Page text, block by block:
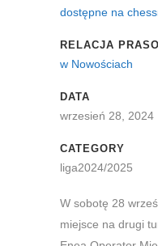
dostępne na
RELACJA
w Nowościach
DATA
wrzesień 28, 2024
CATEGORY
liga2024/2025
W sobotę 28
miejsce na drugi